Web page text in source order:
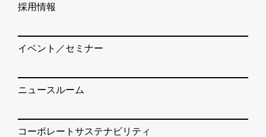
採用情報
イベント／セミナー
ニュースルーム
コーポレートサステナビリティ